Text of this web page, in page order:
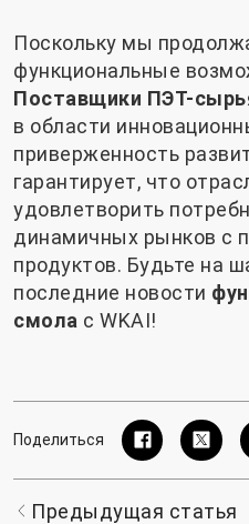
Поскольку мы
функциональные
Поставщики ПЭТ-
в области
приверженность
гарантирует, что
удовлетворить
динамичных рынков с
продуктов. Будьте на
последние новости
смола с WKAI!
Поделиться
Предыдущая статья